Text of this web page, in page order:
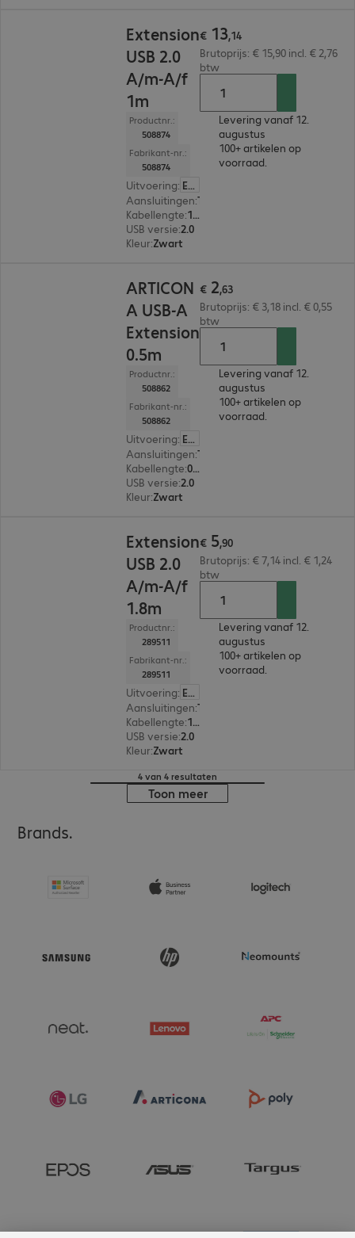
Extension
USB 2.0
A/m-A/f
1m
Productnr.:
508874
Fabrikant-nr.:
508874
Uitvoering: Europa
Aansluitingen:
Kabellengte: 1 m
USB versie:2.0
Kleur:Zwart
€ 13,14
Brutoprijs: € 15,90 incl. € 2,76
btw
Levering vanaf 12.
augustus
100+ artikelen op
voorraad.
ARTICON
A USB-A
Extension
0.5m
Productnr.:
508862
Fabrikant-nr.:
508862
Uitvoering: Europa
Aansluitingen:
Kabellengte: 0,5 m
USB versie:2.0
Kleur:Zwart
€ 2,63
Brutoprijs: € 3,18 incl. € 0,55
btw
Levering vanaf 12.
augustus
100+ artikelen op
voorraad.
Extension
USB 2.0
A/m-A/f
1.8m
Productnr.:
289511
Fabrikant-nr.:
289511
Uitvoering: Europa
Aansluitingen:
Kabellengte: 1,8 m
USB versie:2.0
Kleur:Zwart
€ 5,90
Brutoprijs: € 7,14 incl. € 1,24
btw
Levering vanaf 12.
augustus
100+ artikelen op
voorraad.
4 van 4 resultaten
Toon meer
Brands.